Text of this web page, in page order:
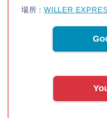
場所 : WILLER